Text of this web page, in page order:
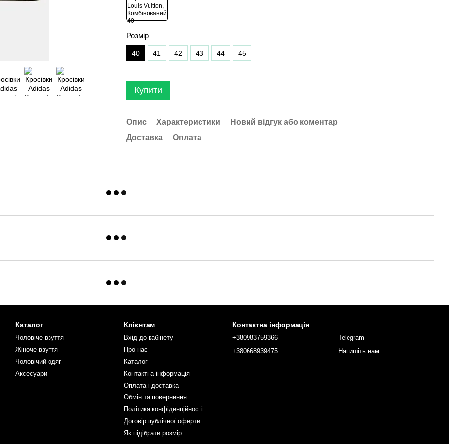
Розмір
40 41 42 43 44 45
Купити
Опис Характеристики
Новий відгук або коментар
Доставка
Оплата
Каталог
Чоловiче взуття
Жіноче взуття
Чоловiчий одяг
Аксесуари
Клієнтам
Вхід до кабінету
Про нас
Каталог
Контактна інформація
Оплата і доставка
Обмін та повернення
Політика конфіденційності
Договір публічної оферти
Як пiдiбрати розмiр
Контактна інформація
+380983759366
+380668939475
Telegram
Напишіть нам